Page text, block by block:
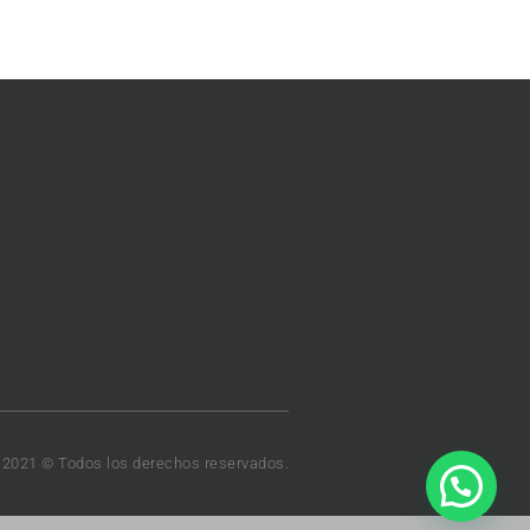
© Todos los derechos reservados.